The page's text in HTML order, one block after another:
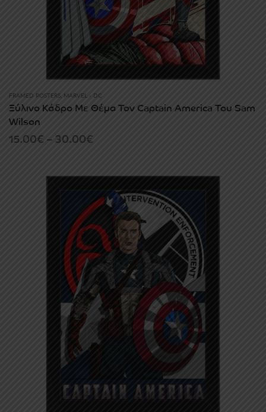
FRAMED POSTERS, MARVEL - DC
Ξύλινο Κάδρο Με Θέμα Τον Captain America Του Sam
Wilson
15.00€–30.00€
15.00€
through
30.00€